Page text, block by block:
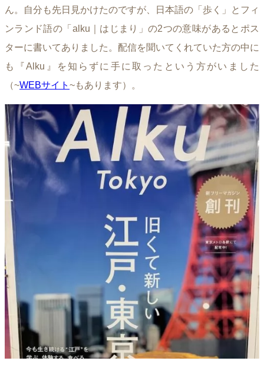
ん。自分も先日見かけたのですが、日本語の「歩く」とフィ
ンランド語の「alku｜はじまり」の2つの意味があるとポス
ターに書いてありました。配信を聞いてくれていた方の中に
も『Alku』を知らずに手に取ったという方がいました
（~WEBサイト ~もあります）。